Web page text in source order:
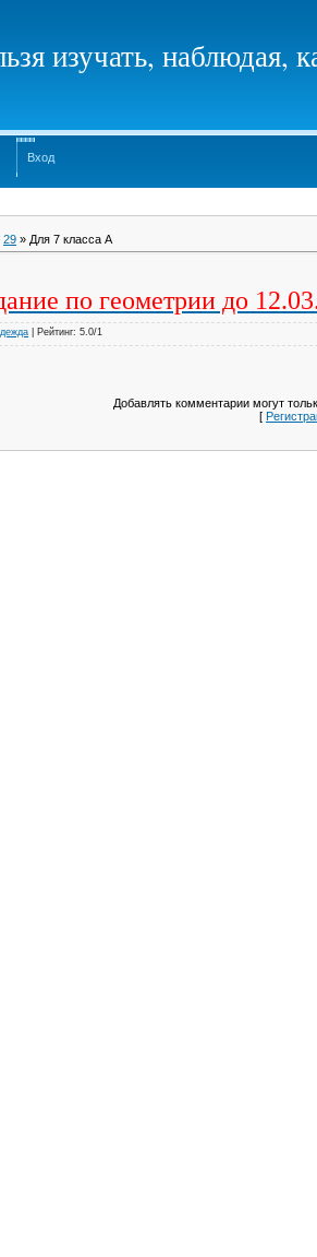
изучать, наблюдая,
Вход
29 » Для 7 класса А
по геометрии до
Рейтинг: 5.0/1
Добавлять комментарии могут
[